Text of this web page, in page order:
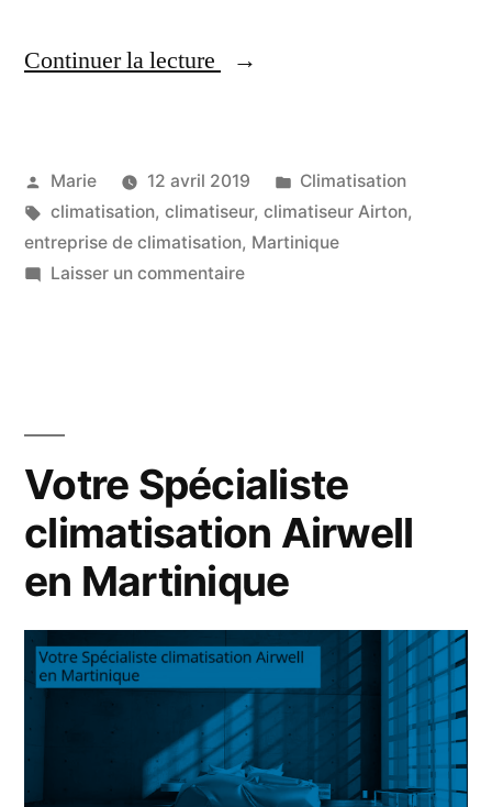
Continuer la lecture
« Votre
Airton
en
Martinique »
Publié
par
Marie 12 avril 2019
Publié
dans
Climatisation
Étiquettes :
climatisation, climatiseur, climatiseur Airton,
entreprise de climatisation, Martinique
Laisser un commentairesur
Votre Spécialiste
climatisation Airwell
en Martinique